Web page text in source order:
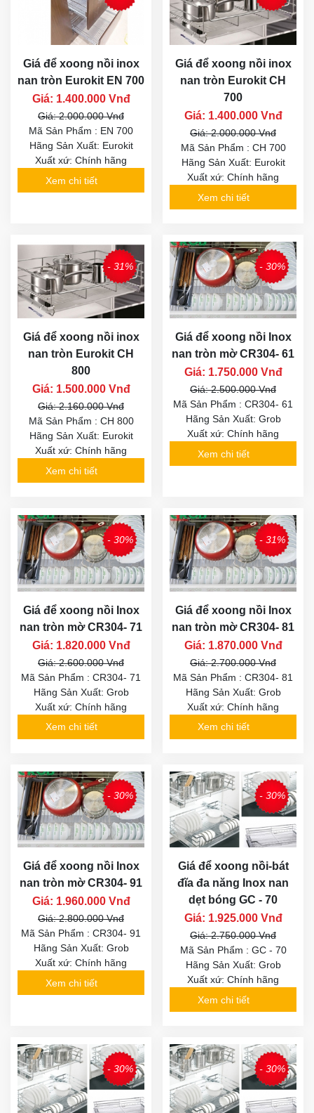
Giá để xoong nồi inox
nan tròn Eurokit EN 700
Giá: 1.400.000 Vnđ
Giá: 2.000.000 Vnđ
Mã Sản Phẩm : EN 700
Hãng Sản Xuất: Eurokit
Xuất xứ: Chính hãng
Xem chi tiết
Giá để xoong nồi inox
nan tròn Eurokit CH
700
Giá: 1.400.000 Vnđ
Giá: 2.000.000 Vnđ
Mã Sản Phẩm : CH 700
Hãng Sản Xuất: Eurokit
Xuất xứ: Chính hãng
Xem chi tiết
- 31%
Giá để xoong nồi inox
nan tròn Eurokit CH
800
Giá: 1.500.000 Vnđ
Giá: 2.160.000 Vnđ
Mã Sản Phẩm : CH 800
Hãng Sản Xuất: Eurokit
Xuất xứ: Chính hãng
Xem chi tiết
- 30%
Giá để xoong nồi Inox
nan tròn mờ CR304- 61
Giá: 1.750.000 Vnđ
Giá: 2.500.000 Vnđ
Mã Sản Phẩm : CR304- 61
Hãng Sản Xuất: Grob
Xuất xứ: Chính hãng
Xem chi tiết
- 30%
Giá để xoong nồi Inox
nan tròn mờ CR304- 71
Giá: 1.820.000 Vnđ
Giá: 2.600.000 Vnđ
Mã Sản Phẩm : CR304- 71
Hãng Sản Xuất: Grob
Xuất xứ: Chính hãng
Xem chi tiết
- 31%
Giá để xoong nồi Inox
nan tròn mờ CR304- 81
Giá: 1.870.000 Vnđ
Giá: 2.700.000 Vnđ
Mã Sản Phẩm : CR304- 81
Hãng Sản Xuất: Grob
Xuất xứ: Chính hãng
Xem chi tiết
- 30%
Giá để xoong nồi Inox
nan tròn mờ CR304- 91
Giá: 1.960.000 Vnđ
Giá: 2.800.000 Vnđ
Mã Sản Phẩm : CR304- 91
Hãng Sản Xuất: Grob
Xuất xứ: Chính hãng
Xem chi tiết
- 30%
Giá để xoong nồi-bát
đĩa đa năng Inox nan
dẹt bóng GC - 70
Giá: 1.925.000 Vnđ
Giá: 2.750.000 Vnđ
Mã Sản Phẩm : GC - 70
Hãng Sản Xuất: Grob
Xuất xứ: Chính hãng
Xem chi tiết
- 30% - 30%